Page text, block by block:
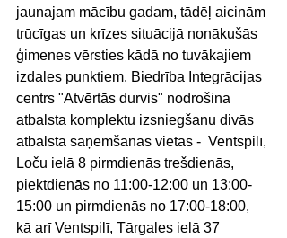
jaunajam mācību gadam, tādēļ aicinām
trūcīgas un krīzes situācijā nonākušās
ģimenes vērsties kādā no tuvākajiem
izdales punktiem. Biedrība Integrācijas
centrs "Atvērtās durvis" nodrošina
atbalsta komplektu izsniegšanu divās
atbalsta saņemšanas vietās -  Ventspilī,
Loču ielā 8 pirmdienās trešdienās,
piektdienās no 11:00-12:00 un 13:00-
15:00 un pirmdienās no 17:00-18:00,
kā arī Ventspilī, Tārgales ielā 37